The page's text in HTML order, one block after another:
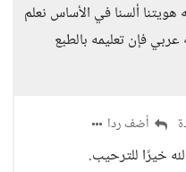
ألسنا في الأساس نعلم
عربي فإن تعليمه بالطبع
أضف ردا
خيرًا للترحيب.